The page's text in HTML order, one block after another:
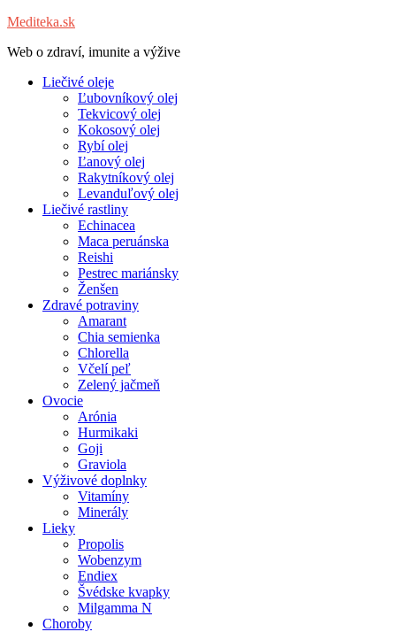
Mediteka.sk
Web o zdraví, imunite a výžive
Liečivé oleje
Ľubovníkový olej
Tekvicový olej
Kokosový olej
Rybí olej
Ľanový olej
Rakytníkový olej
Levanduľový olej
Liečivé rastliny
Echinacea
Maca peruánska
Reishi
Pestrec mariánsky
Ženšen
Zdravé potraviny
Amarant
Chia semienka
Chlorella
Včelí peľ
Zelený jačmeň
Ovocie
Arónia
Hurmikaki
Goji
Graviola
Výživové doplnky
Vitamíny
Minerály
Lieky
Propolis
Wobenzym
Endiex
Švédske kvapky
Milgamma N
Choroby